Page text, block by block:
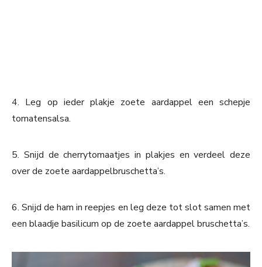
4. Leg op ieder plakje zoete aardappel een schepje
tomatensalsa.
5. Snijd de cherrytomaatjes in plakjes en verdeel deze
over de zoete aardappelbruschetta’s.
6. Snijd de ham in reepjes en leg deze tot slot samen met
een blaadje basilicum op de zoete aardappel bruschetta’s.